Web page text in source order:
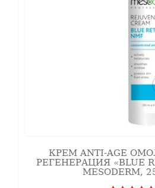
Перед нанесением пилингового
при помощи очищающим мусса
(424156), обезжиривают
Mesoderm (424157). Пилинг
время выдержки на коже
завершающем этапе раствор
Непереносимость одного или
Сочетание с препаратами:
КРЕМ ANTI-AGE
РЕГЕНЕРАЦИЯ «BLUE
MESODERM,